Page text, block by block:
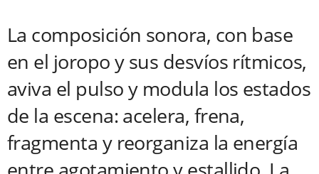
La composición sonora, con base
en el joropo y sus desvíos rítmicos,
aviva el pulso y modula los estados
de la escena: acelera, frena,
fragmenta y reorganiza la energía